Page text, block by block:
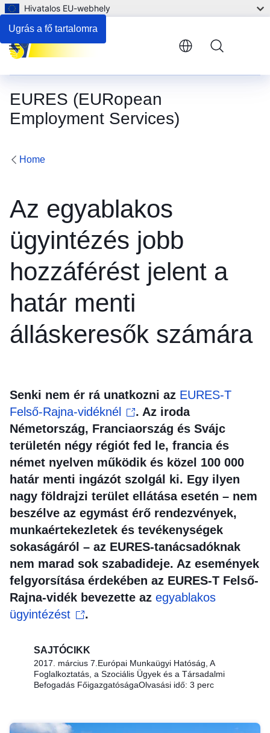
Ugrás a fő tartalomra
Hivatalos EU-webhely
EURES (EURopean
Employment Services)
Menu
Home
Az egyablakos
ügyintézés jobb
hozzáférést jelent a
határ menti
álláskeresők számára
Senki nem ér rá unatkozni az EURES-T
Felső-Rajna-vidéknél
. Az iroda
Németország, Franciaország és Svájc
területén négy régiót fed le, francia és
német nyelven működik és közel 100 000
határ menti ingázót szolgál ki. Egy ilyen
nagy földrajzi terület ellátása esetén – nem
beszélve az egymást érő rendezvények,
munkaértekezletek és tevékenységek
sokaságáról – az EURES-tanácsadóknak
nem marad sok szabadideje. Az események
felgyorsítása érdekében az EURES-T Felső-
Rajna-vidék bevezette az egyablakos
ügyintézést
.
SAJTÓCIKK
2017. március 7.Európai Munkaügyi Hatóság, A
Foglalkoztatás, a Szociális Ügyek és a Társadalmi
Befogadás FőigazgatóságaOlvasási idő: 3 perc